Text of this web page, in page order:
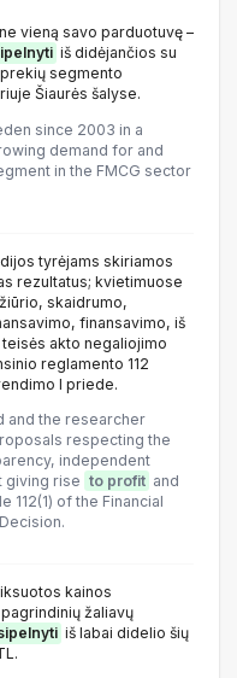
vieną savo parduotuvę –
iš didėjančios su
segmento
Šiaurės šalyse.
since 2003 in a
demand for and
in the FMCG sector
tyrėjams skiriamos
rezultatus; kvietimuose
skaidrumo,
finansavimo, iš
teisės akto negaliojimo
reglamento 112
I priede.
and the researcher
respecting the
independent
giving rise to profit and
of the Financial
kainos
žaliavų
iš labai didelio šių